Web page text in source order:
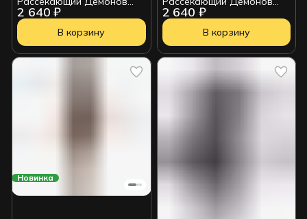
2 640 ₽
Kimetsu no Yaiba Yushiro
В корзину
2 640 ₽
Kimetsu no Yaiba Makomo
Ver. A 4983164184570
В корзину
Новинка